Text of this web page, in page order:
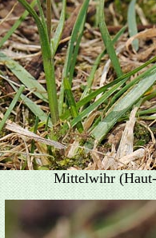
Mittelwihr